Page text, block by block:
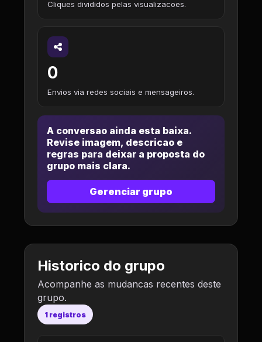
Cliques divididos pelas visualizacoes.
0
Envios via redes sociais e mensageiros.
A conversao ainda esta baixa.
Revise imagem, descricao e
regras para deixar a proposta do
grupo mais clara.
Gerenciar grupo
Historico do grupo
Acompanhe as mudancas recentes deste
grupo.
1 registros